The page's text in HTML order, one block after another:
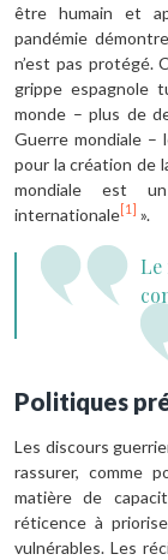
être humain et
pandémie
n’est pas protégé.
grippe espagnole
monde – plus de
Guerre mondiale –
pour la création de
mondiale est
internationale [1] ».
Politiques
Les discours
rassurer, comme
matière de
réticence à
vulnérables. Les